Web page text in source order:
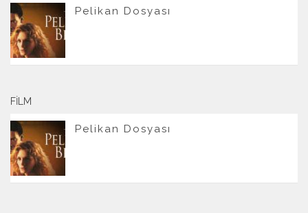
Pelikan Dosyası
FILM
Pelikan Dosyası